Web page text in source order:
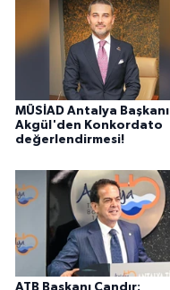
MÜSİAD Antalya Başkanı
Akgül'den Konkordato
değerlendirmesi!
ATB Başkanı Çandır: